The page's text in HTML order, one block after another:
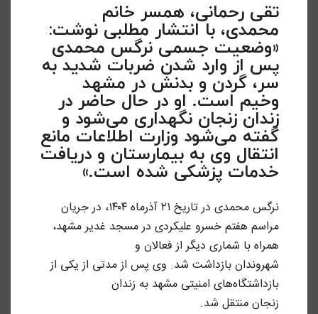
تقی رحمانی، همسر خانم
محمدی، با انتشار مطلبی نوشت:
«وضعیت جسمی نرگس محمدی
پس از وارد شدن ضربات شدید به
سر، گردن و بدنش در مشهد
وخیم است. او در حال حاضر در
زندان زنجان نگهداری می‌شود و
گفته می‌شود وزارت اطلاعات مانع
انتقال وی به بیمارستان و دریافت
خدمات پزشکی شده است.»
نرگس محمدی در تاریخ ۲۱ آذرماه ۱۴۰۴، در جریان
مراسم هفتم خسرو علیکردی در مسجد غدیر مشهد،
همراه با شماری دیگر از فعالان و
شهروندان بازداشت شد. وی پس از مدتی از یکی از
بازداشتگاه‌های امنیتی مشهد به زندان
زنجان منتقل شد.